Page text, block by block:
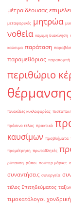
μέτρα δέουσας
μεταφορικές μητρώα
νοθεία νομιμη διακίνηση
καύσιμα παράταση
παραμεθόριος παραπομπή
περιθώριο
πινακίδες κυκλοφορίας
πράσινο τέλος πρακτικό
καυσίμων προβλήματα
προμέτρηση πρωταθλητές
ρύπανση ρύποι σούπερ μάρκετ
συναντήσεις συνεργεία
τέλος Επιτηδεύματος
τιμοκατάλογοι